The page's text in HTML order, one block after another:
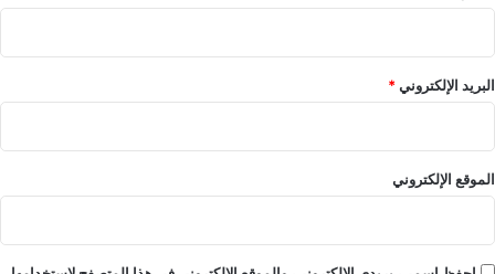
ف
ر
ي
–
البريد الإلكتروني*
الموقع الإلكتروني